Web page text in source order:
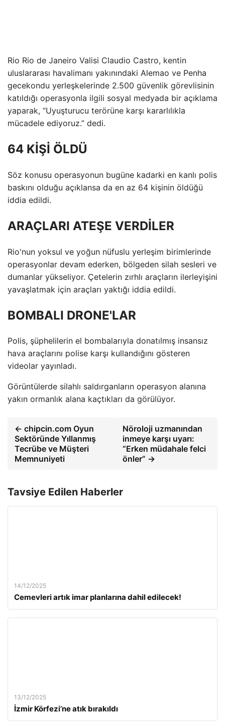
Rio Rio de Janeiro Valisi Claudio Castro, kentin
uluslararası havalimanı yakınındaki Alemao ve Penha
gecekondu yerleşkelerinde 2.500 güvenlik görevlisinin
katıldığı operasyonla ilgili sosyal medyada bir açıklama
yaparak, “Uyuşturucu terörüne karşı kararlılıkla
mücadele ediyoruz.” dedi.
64 KİŞİ ÖLDÜ
Söz konusu operasyonun bugüne kadarki en kanlı polis
baskını olduğu açıklansa da en az 64 kişinin öldüğü
iddia edildi.
ARAÇLARI ATEŞE VERDİLER
Rio'nun yoksul ve yoğun nüfuslu yerleşim birimlerinde
operasyonlar devam ederken, bölgeden silah sesleri ve
dumanlar yükseliyor. Çetelerin zırhlı araçların ilerleyişini
yavaşlatmak için araçları yaktığı iddia edildi.
BOMBALI DRONE'LAR
Polis, şüphelilerin el bombalarıyla donatılmış insansız
hava araçlarını polise karşı kullandığını gösteren
videolar yayınladı.
Görüntülerde silahlı saldırganların operasyon alanına
yakın ormanlık alana kaçtıkları da görülüyor.
← chipcin.com Oyun
Sektöründe Yıllanmış
Tecrübe ve Müşteri
Memnuniyeti
Nöroloji uzmanından
inmeye karşı uyarı:
“Erken müdahale felci
önler” →
Tavsiye Edilen Haberler
14/12/2025
Cemevleri artık imar planlarına dahil edilecek!
13/12/2025
İzmir Körfezi’ne atık bırakıldı